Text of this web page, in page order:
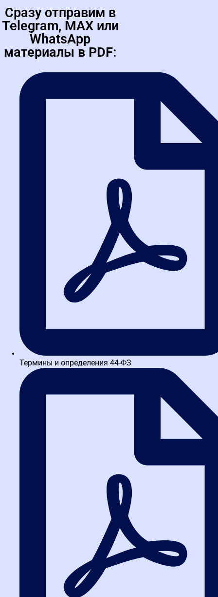
ясно и понятно и можно приступать к работе! Советую! В
Анна Панасюк
Очень высококвалифицированные преподаватели. Кроме
теоретической подготовки дают много практических советов в
очень доступной и интересной форме. Также есть тренажеры для
возможности попробовать и поучится работать в ЕИС. Удобный
личный кабинет. Различный вид изучаемого материала:
видеолекции, конспекты, презентации, чат. Очень довольна
обучением именно в “Высшей школе закупок”. Спасибо огромное